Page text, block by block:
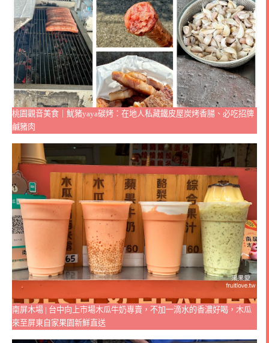
桃園觀音美食｜魷豬yaya碳烤：在地人私藏鐵皮屋炭烤香腸、必吃招牌
鹹豬肉
南屏木場 | 台中向上市場木瓜牛奶專賣，不加一滴水的香濃好喝，木瓜
來至屏東自家果園新鮮直送